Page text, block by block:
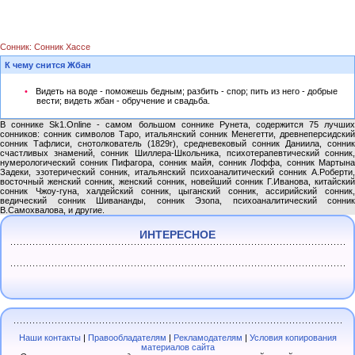
Сонник: Сонник Хассе
К чему снится Жбан
Видеть на воде - поможешь бедным; разбить - спор; пить из него - добрые
вести; видеть жбан - обручение и свадьба.
В соннике Sk1.Online - самом большом соннике Рунета, содержится 75 лучших
сонников: сонник символов Таро, итальянский сонник Менегетти, древнеперсидский
сонник Тафлиси, снотолкователь (1829г), средневековый сонник Даниила, сонник
счастливых знамений, сонник Шиллера-Школьника, психотерапевтический сонник,
нумерологический сонник Пифагора, сонник майя, сонник Лоффа, сонник Мартына
Задеки, эзотерический сонник, итальянский психоаналитический сонник А.Роберти,
восточный женский сонник, женский сонник, новейший сонник Г.Иванова, китайский
сонник Чжоу-гуна, халдейский сонник, цыганский сонник, ассирийский сонник,
ведический сонник Шивананды, сонник Эзопа, психоаналитический сонник
В.Самохвалова, и другие.
ИНТЕРЕСНОЕ
Наши контакты| Правообладателям Рекламодателям
Условия копирования
материалов сайта